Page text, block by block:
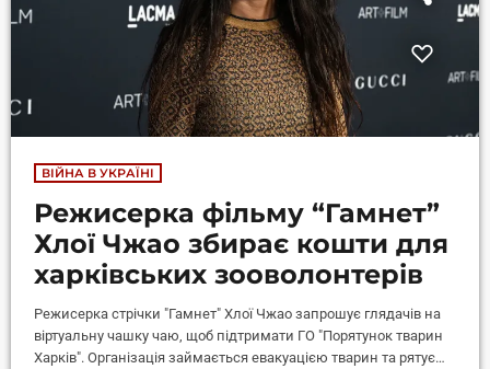
ВІЙНА В УКРАЇНІ
Режисерка фільму “Гамнет”
Хлої Чжао збирає кошти для
харківських зооволонтерів
Режисерка стрічки "Гамнет" Хлої Чжао запрошує глядачів на
віртуальну чашку чаю, щоб підтримати ГО "Порятунок тварин
Харків". Організація займається евакуацією тварин та рятує